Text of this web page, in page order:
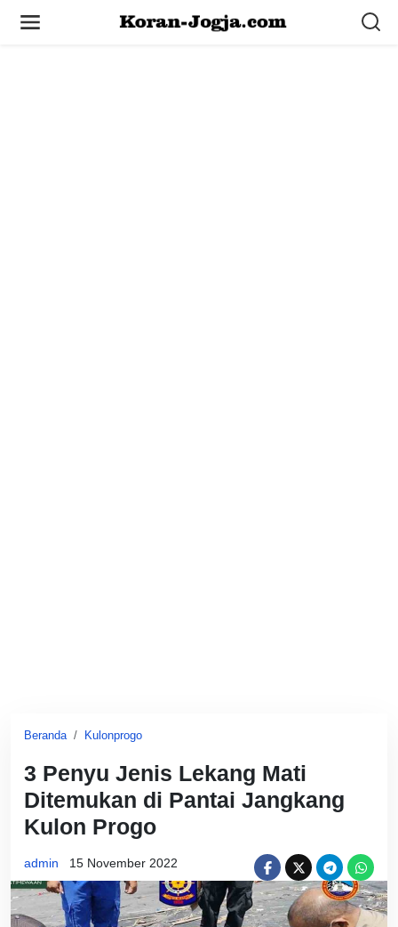
Beranda Kulonprogo
3 Penyu Jenis Lekang Mati
Ditemukan di Pantai Jangkang
Kulon Progo
admin 15 November 2022